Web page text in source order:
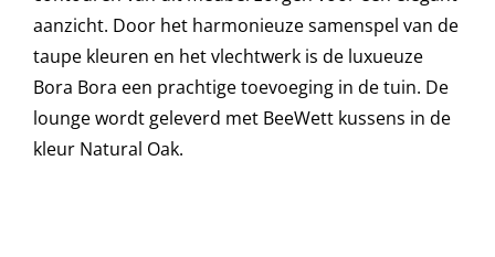
Onderhoud
Accessoires en Kado
aanzicht. Door het harmonieuze samenspel van de
taupe kleuren en het vlechtwerk is de luxueuze
Bora Bora een prachtige toevoeging in de tuin. De
lounge wordt geleverd met BeeWett kussens in de
kleur Natural Oak.